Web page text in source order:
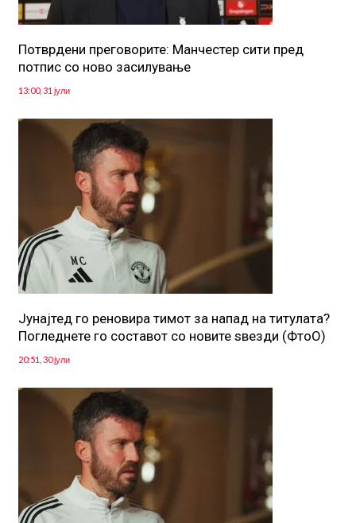
Потврдени преговорите: Манчестер сити пред
потпис со ново засилување
13:00, 31 јули
Јунајтед го реновира тимот за напад на титулата?
Погледнете го составот со новите ѕвезди (ФтоО)
20:51, 30 јули